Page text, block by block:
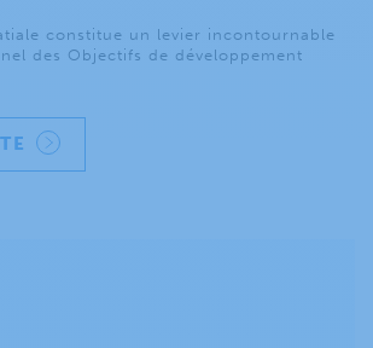
constitue un levier incontournable
des Objectifs de développement